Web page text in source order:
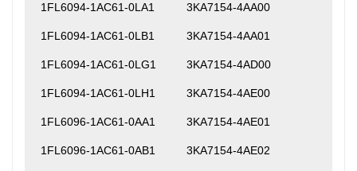
1FL6094-1AC61-0LA1 3KA7154-4AA00
1FL6094-1AC61-0LB1 3KA7154-4AA01
1FL6094-1AC61-0LG1 3KA7154-4AD00
1FL6094-1AC61-0LH1 3KA7154-4AE00
1FL6096-1AC61-0AA1 3KA7154-4AE01
1FL6096-1AC61-0AB1 3KA7154-4AE02